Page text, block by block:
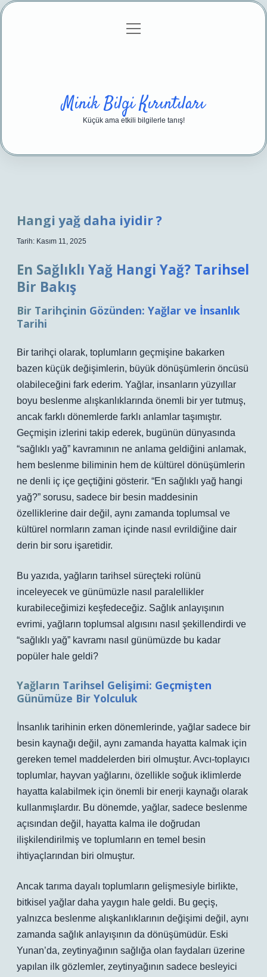
Gizlilik Politikası
menüyü
Minik Bilgi Kırıntıları
Küçük ama etkili bilgilerle tanış!
Hangi yağ daha iyidir ?
Tarih: Kasım 11, 2025
En Sağlıklı Yağ Hangi Yağ? Tarihsel
Bir Bakış
Bir Tarihçinin Gözünden: Yağlar ve İnsanlık
Tarihi
Bir tarihçi olarak, toplumların geçmişine bakarken
bazen küçük değişimlerin, büyük dönüşümlerin öncüsü
olabileceğini fark ederim. Yağlar, insanların yüzyıllar
boyu beslenme alışkanlıklarında önemli bir yer tutmuş,
ancak farklı dönemlerde farklı anlamlar taşımıştır.
Geçmişin izlerini takip ederek, bugünün dünyasında
“sağlıklı yağ” kavramının ne anlama geldiğini anlamak,
hem beslenme biliminin hem de kültürel dönüşümlerin
ne denli iç içe geçtiğini gösterir. “En sağlıklı yağ hangi
yağ?” sorusu, sadece bir besin maddesinin
özelliklerine dair değil, aynı zamanda toplumsal ve
kültürel normların zaman içinde nasıl evrildiğine dair
derin bir soru işaretidir.
Bu yazıda, yağların tarihsel süreçteki rolünü
inceleyecek ve günümüzle nasıl paralellikler
kurabileceğimizi keşfedeceğiz. Sağlık anlayışının
evrimi, yağların toplumsal algısını nasıl şekillendirdi ve
“sağlıklı yağ” kavramı nasıl günümüzde bu kadar
popüler hale geldi?
Yağların Tarihsel Gelişimi: Geçmişten
Günümüze Bir Yolculuk
İnsanlık tarihinin erken dönemlerinde, yağlar sadece bir
besin kaynağı değil, aynı zamanda hayatta kalmak için
gereken temel maddelerden biri olmuştur. Avcı-toplayıcı
toplumlar, hayvan yağlarını, özellikle soğuk iklimlerde
hayatta kalabilmek için önemli bir enerji kaynağı olarak
kullanmışlardır. Bu dönemde, yağlar, sadece beslenme
açısından değil, hayatta kalma ile doğrudan
ilişkilendirilmiş ve toplumların en temel besin
ihtiyaçlarından biri olmuştur.
Ancak tarıma dayalı toplumların gelişmesiyle birlikte,
bitkisel yağlar daha yaygın hale geldi. Bu geçiş,
yalnızca beslenme alışkanlıklarının değişimi değil, aynı
zamanda sağlık anlayışının da dönüşümüdür. Eski
Yunan’da, zeytinyağının sağlığa olan faydaları üzerine
yapılan ilk gözlemler, zeytinyağının sadece besleyici